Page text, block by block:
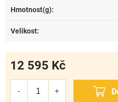
12 595 Kč
Hmotnost(g):
Velikost: